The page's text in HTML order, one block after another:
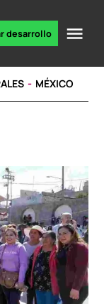
desarrollo
MÉXICO